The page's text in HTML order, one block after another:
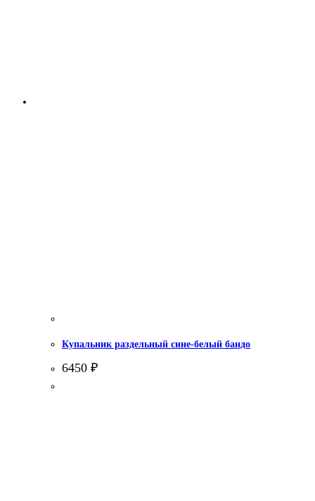
Купальник раздельный сине-белый бандо
6450 ₽